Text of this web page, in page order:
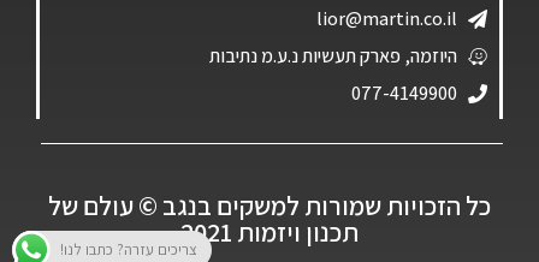
lior@martin.co.il
היוזמה, פארק תעשיות נ.ע.מ נתיבות
077-4149900
כל הזכויות שמורות למשקים בנגב ©️ עולם של
תכנון ויזמות 2021
צריכים עזרה? כתבו לנו!